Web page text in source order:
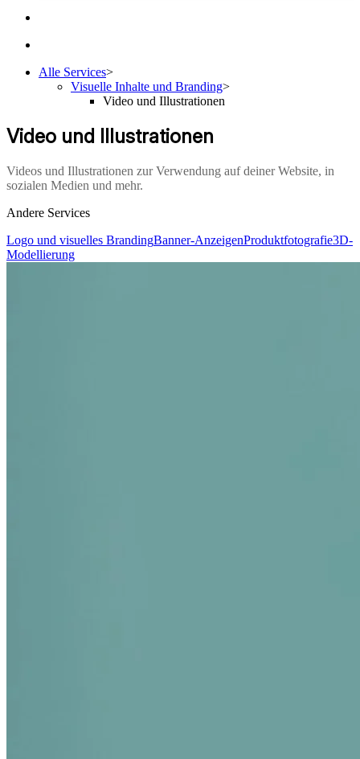
Alle Services>
Visuelle Inhalte und Branding>
Video und Illustrationen
Video und Illustrationen
Videos und Illustrationen zur Verwendung auf deiner Website, in
sozialen Medien und mehr.
Andere Services
Logo und visuelles BrandingBanner-AnzeigenProduktfotografie3D-
Modellierung